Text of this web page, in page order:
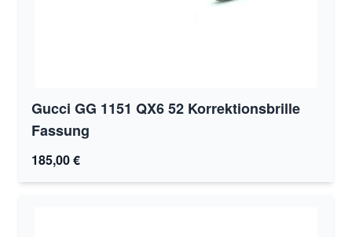
Gucci GG 1151 QX6 52 Korrektionsbrille
Fassung
185,00 €